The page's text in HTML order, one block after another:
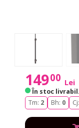
14900 Lei
În stoc livrabil.
Tm: 2 Bh: 0 Cj: